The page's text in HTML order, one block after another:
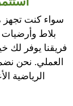
سواء كنت تجهز
بلاط
فريقنا يوفر لك
العملي. نحن
الرياضية